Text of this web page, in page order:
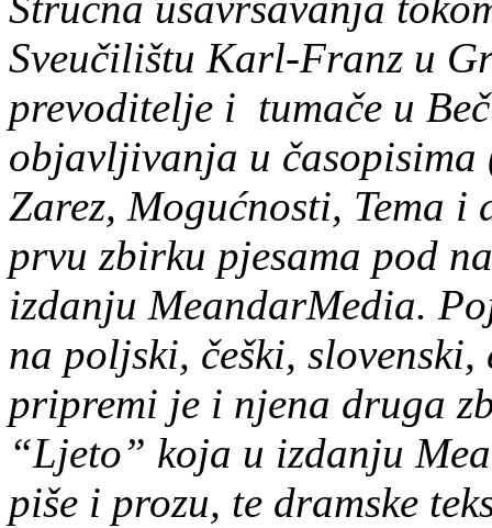
Sveučilištu Karl-Franz u
prevoditelje i tumače u
objavljivanja u časopisima
Zarez, Mogućnosti, Tema
prvu zbirku pjesama pod
izdanju MeandarMedia.
na poljski, češki,
pripremi je i njena druga
“Ljeto” koja u izdanju
piše i prozu, te dramske